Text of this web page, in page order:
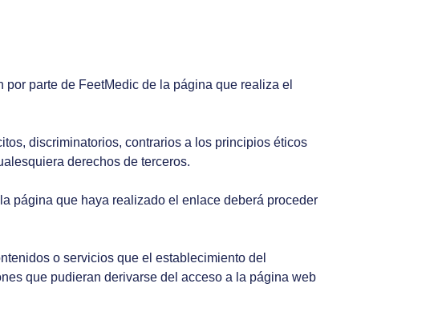
parte de FeetMedic de la página que realiza el
discriminatorios, contrarios a los principios éticos
derechos de terceros.
página que haya realizado el enlace deberá proceder
o servicios que el establecimiento del
que pudieran derivarse del acceso a la página web